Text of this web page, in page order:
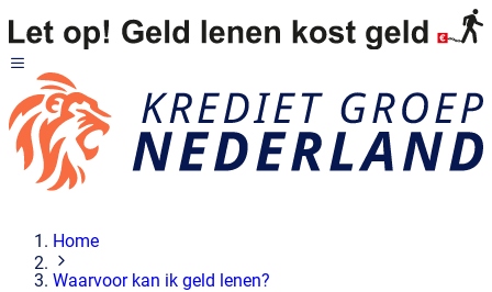
Home
Waarvoor kan ik geld lenen?